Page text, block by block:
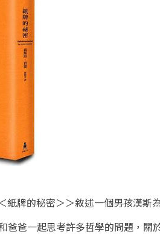
紙牌的秘密＞＞敘述一個男孩漢斯
爸爸一起思考許多哲學的問題，